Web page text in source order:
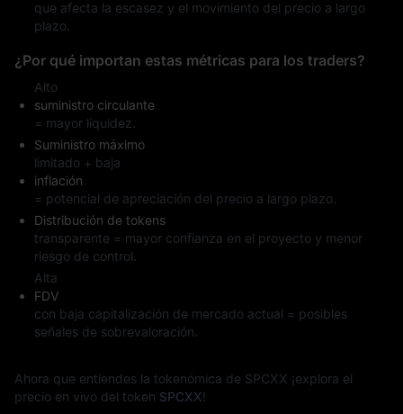
que afecta la escasez y el movimiento del precio a largo
plazo.
¿Por qué importan estas métricas para los traders?
Alto
suministro circulante
= mayor liquidez.
Suministro máximo
limitado + baja
inflación
= potencial de apreciación del precio a largo plazo.
Distribución de tokens
transparente = mayor confianza en el proyecto y menor
riesgo de control.
Alta
FDV
con baja capitalización de mercado actual = posibles
señales de sobrevaloración.
Ahora que entiendes la tokenómica de SPCXX ¡explora el
precio en vivo del token SPCXX!